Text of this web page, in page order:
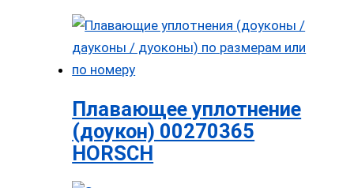
Плавающее уплотнение
(доукон) 00270365
HORSCH